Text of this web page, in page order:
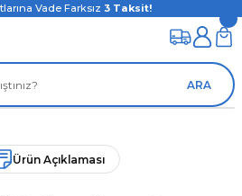
Vade Farksız 3 Taksit!
ARA
Ürün Açıklaması